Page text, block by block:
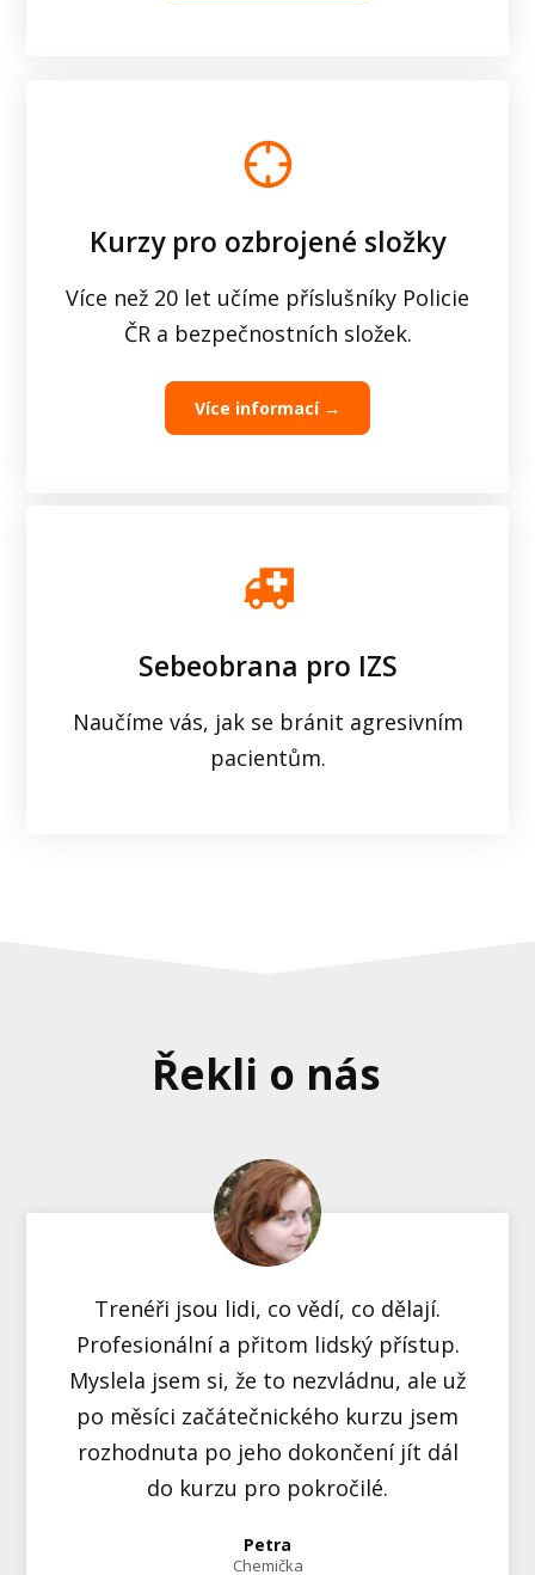
Kurzy pro ozbrojené složky
Více než 20 let učíme příslušníky Policie
ČR a bezpečnostních složek.
Více informací →
Sebeobrana pro IZS
Naučíme vás, jak se bránit agresivním
pacientům.
Řekli o nás
Trenéři jsou lidi, co vědí, co dělají.
Profesionální a přitom lidský přístup.
Myslela jsem si, že to nezvládnu, ale už
po měsíci začátečnického kurzu jsem
rozhodnuta po jeho dokončení jít dál
do kurzu pro pokročilé.
Petra
Chemička